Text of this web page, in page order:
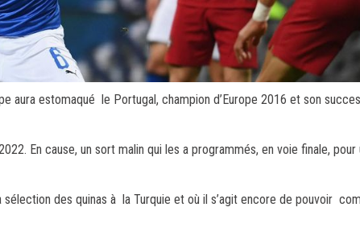
aura estomaqué le Portugal, champion d’Europe 2016 et son
En cause, un sort malin qui les a programmés, en voie finale, pour
des quinas à la Turquie et où il s’agit encore de pouvoir